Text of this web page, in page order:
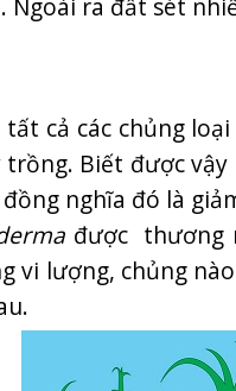
cả các chủng
trồng. Biết được
nghĩa đó là
được thương
vi lượng, chủng